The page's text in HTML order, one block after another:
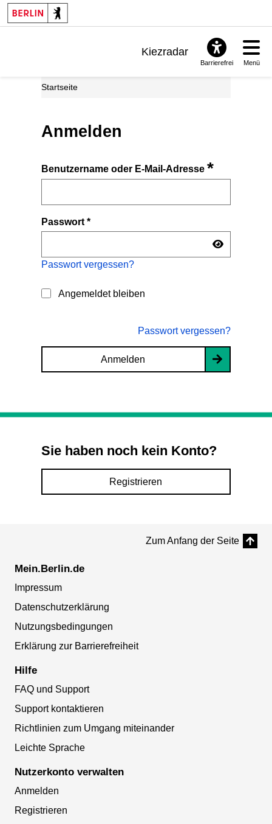
Kiezradar
Barrierefrei Menü
Startseite
Anmelden
Benutzername oder E-Mail-Adresse*
Passwort*
Passwort vergessen?
Angemeldet bleiben
Passwort vergessen?
Anmelden
Sie haben noch kein Konto?
Registrieren
Zum Anfang der Seite
Mein.Berlin.de
Impressum
Datenschutzerklärung
Nutzungsbedingungen
Erklärung zur Barrierefreiheit
Hilfe
FAQ und Support
Support kontaktieren
Richtlinien zum Umgang miteinander
Leichte Sprache
Nutzerkonto verwalten
Anmelden
Registrieren